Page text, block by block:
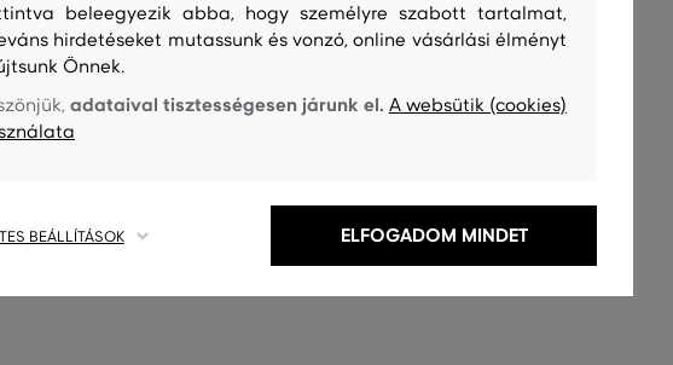
GANT CLASSIC COTTON C-NECK
XXL +3 további Elérhető méretek:
beleegyezik abba, hogy személyre szabott tartalmat,
hirdetéseket mutassunk és vonzó, online vásárlási élményt
Önnek.
adataival tisztességesen járunk el. A websütik (cookies)
BEÁLLÍTÁSOK ELFOGADOM MINDET